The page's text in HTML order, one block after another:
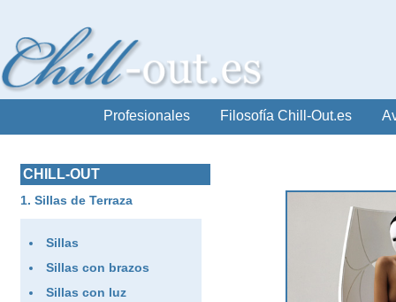
Profesionales Filosofía Chill-Out.es
CHILL-OUT
Sillas de Terraza
Sillas
Sillas con brazos
Sillas con luz